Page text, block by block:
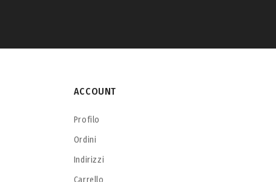
ACCOUNT
Profilo
Ordini
Indirizzi
Carrello